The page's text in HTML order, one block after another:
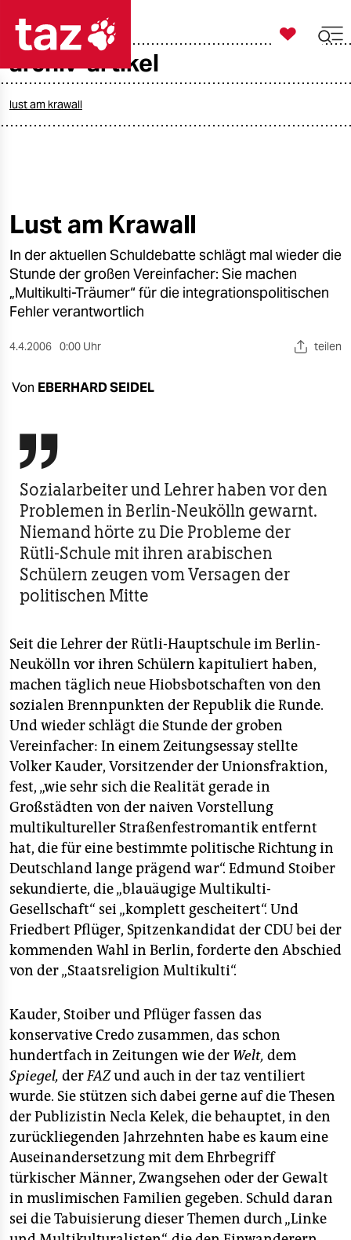
öko
gesellschaft
kultur
sport
berlin
nord
verlag
verlag
veranstaltungen
shop
fragen & hilfe
abo
genossenschaft
epaper login

taz zahl ich
archiv-artikel
lust am krawall
Lust am Krawall
In der aktuellen Schuldebatte schlägt mal wieder die
Stunde der großen Vereinfacher: Sie machen
„Multikulti-Träumer“ für die integrationspolitischen
Fehler verantwortlich
4.4.2006 0:00 Uhr teilen
Von EBERHARD SEIDEL

Sozialarbeiter und Lehrer haben vor den
Problemen in Berlin-Neukölln gewarnt.
Niemand hörte zu Die Probleme der
Rütli-Schule mit ihren arabischen
Schülern zeugen vom Versagen der
politischen Mitte
Seit die Lehrer der Rütli-Hauptschule im Berlin-
Neukölln vor ihren Schülern kapituliert haben,
machen täglich neue Hiobsbotschaften von den
sozialen Brennpunkten der Republik die Runde.
Und wieder schlägt die Stunde der groben
Vereinfacher: In einem Zeitungsessay stellte
Volker Kauder, Vorsitzender der Unionsfraktion,
fest, „wie sehr sich die Realität gerade in
Großstädten von der naiven Vorstellung
multikultureller Straßenfestromantik entfernt
hat, die für eine bestimmte politische Richtung in
Deutschland lange prägend war“. Edmund Stoiber
sekundierte, die „blauäugige Multikulti-
Gesellschaft“ sei „komplett gescheitert“. Und
Friedbert Pflüger, Spitzenkandidat der CDU bei der
kommenden Wahl in Berlin, forderte den Abschied
von der „Staatsreligion Multikulti“.
Kauder, Stoiber und Pflüger fassen das
konservative Credo zusammen, das schon
hundertfach in Zeitungen wie der Welt, dem
Spiegel, derFAZund auch in der taz ventiliert
wurde. Sie stützen sich dabei gerne auf die Thesen
der Publizistin Necla Kelek, die behauptet, in den
zurückliegenden Jahrzehnten habe es kaum eine
Auseinandersetzung mit dem Ehrbegriff
türkischer Männer, Zwangsehen oder der Gewalt
in muslimischen Familien gegeben. Schuld daran
sei die Tabuisierung dieser Themen durch „Linke